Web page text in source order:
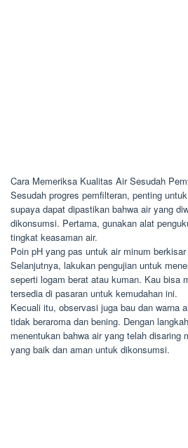
Cara Memeriksa Kualitas Air Sesudah
Sesudah progres pemfilteran, penting
supaya dapat dipastikan bahwa air yang
dikonsumsi. Pertama, gunakan alat
tingkat keasaman air.
Poin pH yang pas untuk air minum
Selanjutnya, lakukan pengujian untuk
seperti logam berat atau kuman. Kau bisa
tersedia di pasaran untuk kemudahan ini.
Kecuali itu, observasi juga bau dan warna
tidak beraroma dan bening. Dengan
menentukan bahwa air yang telah disaring
yang baik dan aman untuk dikonsumsi.